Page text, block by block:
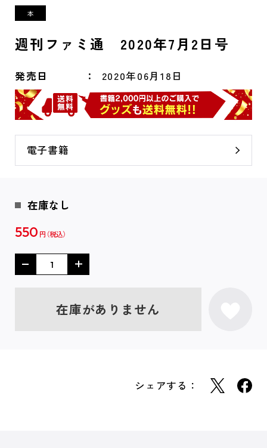
週刊ファミ通 2020年7月2日号
発売日 2020年06月18日
電子書籍
在庫なし
550 円
在庫がありません
シェアする：